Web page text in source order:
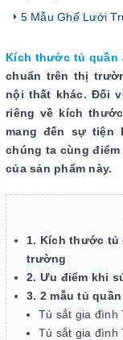
5 Mẫu Ghế Lưới
Kích thước tủ quần
chuẩn trên thị
nội thất khác. Đối
riêng về kích
mang đến sự tiện
chúng ta cùng
của sản phẩm này.
1. Kích thước tủ
trường
2. Ưu điểm khi
3. 2 mẫu tủ
Tủ sắt gia đình
Tủ sắt gia đình